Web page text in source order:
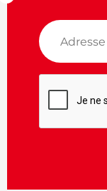
Adresse
courriel